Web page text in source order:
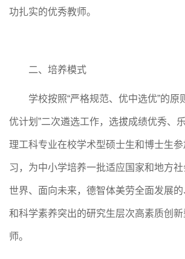
功扎实的优秀教师。
二、培养模式
学校按照“严格规范、优中选优”的原
优计划”二次遴选工作，选拔成绩优秀、
理工科专业在校学术型硕士生和博士生参
习，为中小学培养一批适应国家和地方
世界、面向未来，德智体美劳全面发展
和科学素养突出的研究生层次高素质创
师。